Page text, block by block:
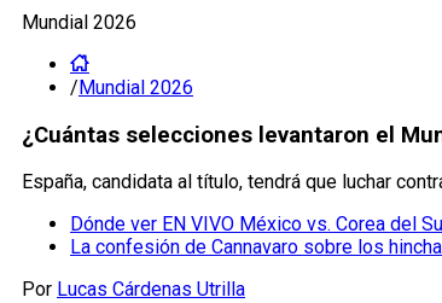
Mundial 2026
/Mundial 2026
¿Cuántas selecciones levantaron el
España, candidata al título, tendrá que luchar
Dónde ver EN VIVO México vs. Corea del
La confesión de Cannavaro sobre los
Por Lucas Cárdenas Utrilla